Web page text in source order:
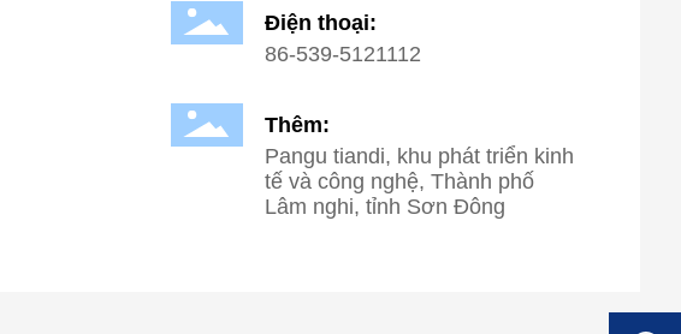
Điện thoại:
86-539-5121112
Thêm:
Pangu tiandi, khu phát triển kinh
tế và công nghệ, Thành phố
Lâm nghi, tỉnh Sơn Đông